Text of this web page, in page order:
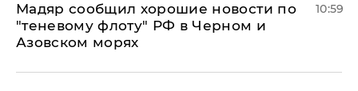
Мадяр сообщил хорошие новости по
"теневому флоту" РФ в Черном и
Азовском морях
10:59